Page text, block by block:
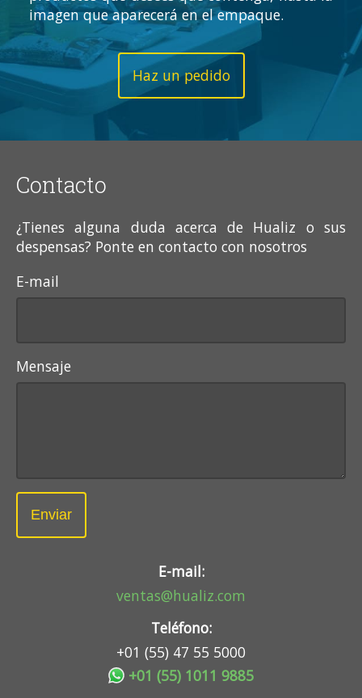
imagen que aparecerá en el empaque.
Haz un pedido
Contacto
¿Tienes alguna duda acerca de Hualiz o sus
despensas? Ponte en contacto con nosotros
E-mail
Mensaje
Enviar
E-mail:
ventas@hualiz.com
Teléfono:
+01 (55) 47 55 5000
+01 (55) 1011 9885